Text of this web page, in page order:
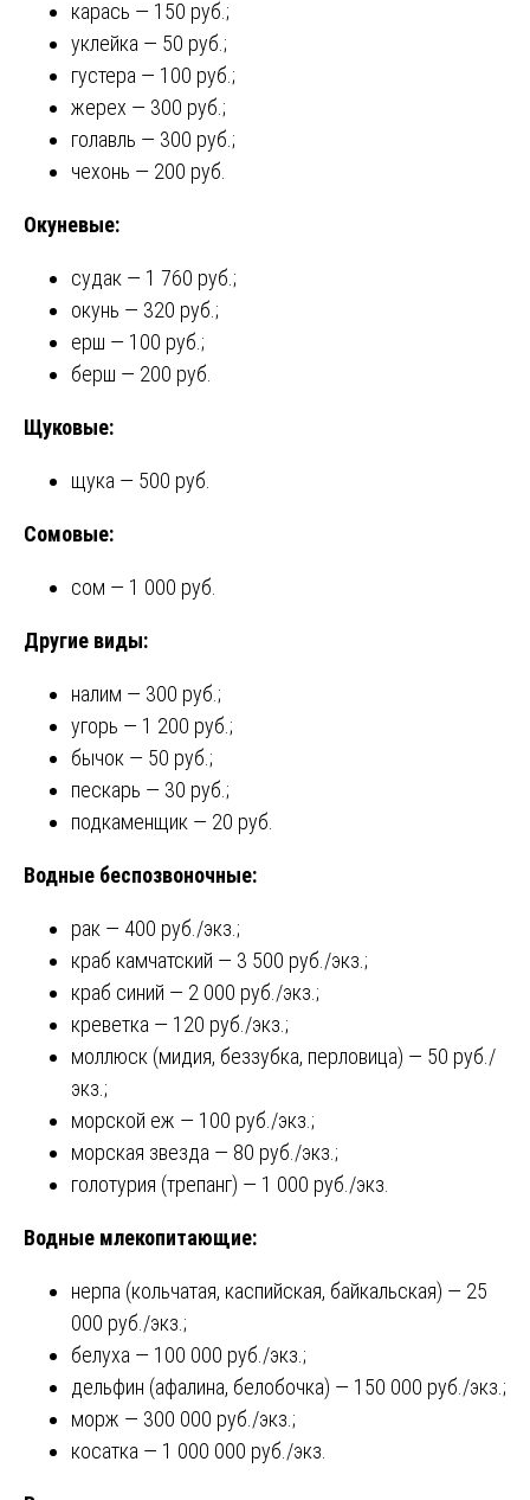
карась — 150 руб.;
уклейка — 50 руб.;
густера — 100 руб.;
жерех — 300 руб.;
голавль — 300 руб.;
чехонь — 200 руб.
Окуневые:
судак — 1 760 руб.;
окунь — 320 руб.;
ерш — 100 руб.;
берш — 200 руб.
Щуковые:
щука — 500 руб.
Сомовые:
сом — 1 000 руб.
Другие виды:
налим — 300 руб.;
угорь — 1 200 руб.;
бычок — 50 руб.;
пескарь — 30 руб.;
подкаменщик — 20 руб.
Водные беспозвоночные:
рак — 400 руб./экз.;
краб камчатский — 3 500 руб./экз.;
краб синий — 2 000 руб./экз.;
креветка — 120 руб./экз.;
моллюск (мидия, беззубка, перловица) — 50 руб./
экз.;
морской еж — 100 руб./экз.;
морская звезда — 80 руб./экз.;
голотурия (трепанг) — 1 000 руб./экз.
Водные млекопитающие:
нерпа (кольчатая, каспийская, байкальская) — 25
000 руб./экз.;
белуха — 100 000 руб./экз.;
дельфин (афалина, белобочка) — 150 000 руб./экз.;
морж — 300 000 руб./экз.;
косатка — 1 000 000 руб./экз.